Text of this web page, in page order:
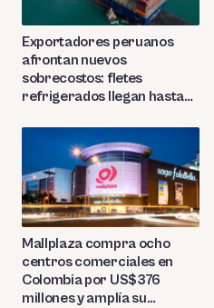
Exportadores peruanos
afrontan nuevos
sobrecostos: fletes
refrigerados llegan hasta
Mallplaza compra ocho
centros comerciales en
Colombia por US$376
millones y amplía su